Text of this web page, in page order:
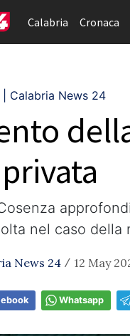
Calabria Cronaca
| Calabria News 24
nel caso
News 24 / 12 May
Whatsapp